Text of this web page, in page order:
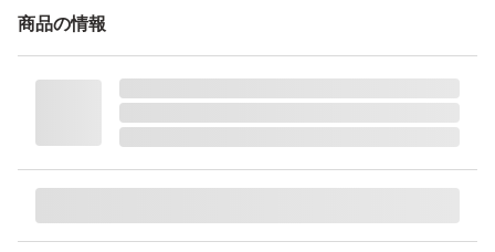
HDD容量：2000 GB
インターフェイス：Serial ATA
キャッシュ（MB/MiB）：64 MB/MiB
商品の情報